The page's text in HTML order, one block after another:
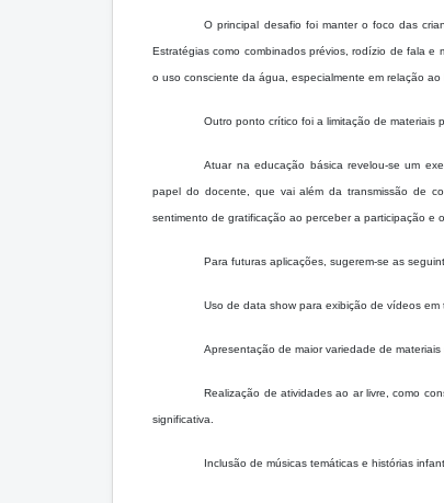
O principal desafio foi manter o foco das
Estratégias como combinados prévios, rodízio de fala e
o uso consciente da água, especialmente em relação
Outro ponto crítico foi a limitação de materiais
Atuar na educação básica revelou-se um
papel do docente, que vai além da transmissão de
sentimento de gratificação ao perceber a participação e
Para futuras aplicações, sugerem-se as
Uso de data show para exibição de vídeos
Apresentação de maior variedade de
Realização de atividades ao ar livre, como
significativa.
Inclusão de músicas temáticas e histórias